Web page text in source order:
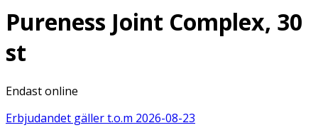
Pureness Joint Complex, 30
st
Endast online
Erbjudandet gäller t.o.m 2026-08-23